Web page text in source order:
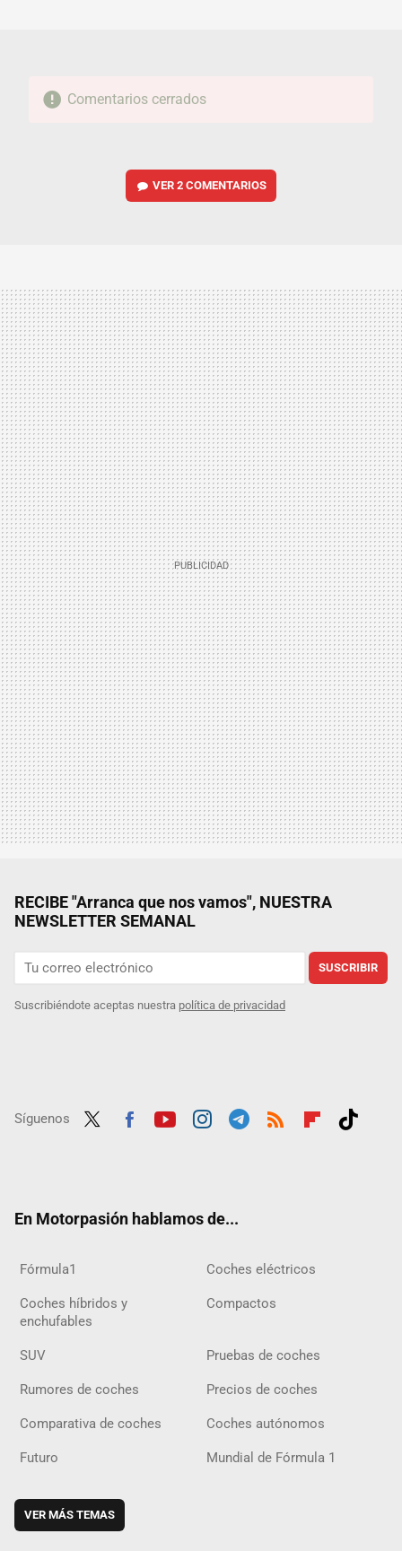
Comentarios cerrados
VER2 COMENTARIOS
RECIBE "Arranca que nos vamos", NUESTRA
NEWSLETTER SEMANAL
SUSCRIBIR
Suscribiéndote aceptas nuestra política de privacidad
Síguenos
En Motorpasión hablamos de...
Fórmula1 Coches eléctricos
Coches híbridos y
enchufables
Compactos
SUV Pruebas de coches
Rumores de coches Precios de coches
Comparativa de coches Coches autónomos
Futuro Mundial de Fórmula 1
VER MÁS TEMAS